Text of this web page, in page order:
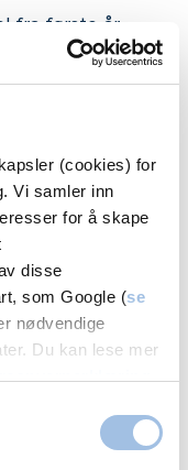
(cookies) for
Vi samler inn
for å skape
disse
som Google (se
nødvendige
Du kan lese mer
fra første år
enn hos
til livsstil, og
og
også tegn på
uten å vite det.
ikke har plager,